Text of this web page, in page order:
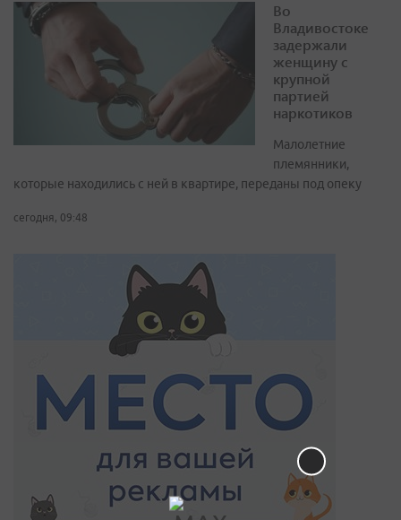
Во
Владивостоке
задержали
женщину с
крупной
партией
наркотиков
Малолетние
племянники,
которые находились с ней в квартире, переданы под опеку
сегодня, 09:48